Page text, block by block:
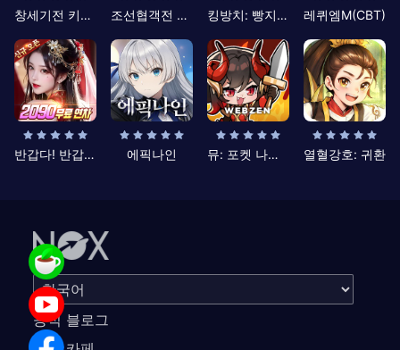
창세기전 키우기 조선협객전 클래식 킹방치: 빵지의 제왕 레퀴엠M(CBT)
반갑다! 반갑삼국지 에픽나인 뮤: 포켓 나이츠 열혈강호: 귀환
공식 블로그